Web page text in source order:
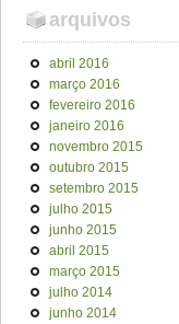
arquivos
abril 2016
março 2016
fevereiro 2016
janeiro 2016
novembro 2015
outubro 2015
setembro 2015
julho 2015
junho 2015
abril 2015
março 2015
julho 2014
junho 2014